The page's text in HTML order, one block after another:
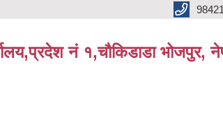
नं १,चौकिडाडा भोजपुर,